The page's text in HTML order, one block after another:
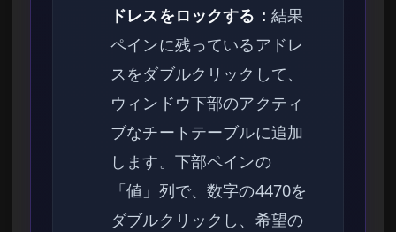
ドレスをロックする： 結果
ペインに残っているアドレ
スをダブルクリックして、
ウィンドウ下部のアクティ
ブなチートテーブルに追加
します。下部ペインの
「値」列で、数字の4470を
ダブルクリックし、希望の